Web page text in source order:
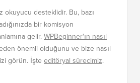
okuyucu desteklidir. Bu, bazı
bir komisyon
gelir.WPBeginner'ın nasıl
önemli olduğunu ve bize nasıl
görün. İşte editöryal sürecimiz.